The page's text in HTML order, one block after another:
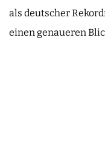
als deutscher
einen genaueren